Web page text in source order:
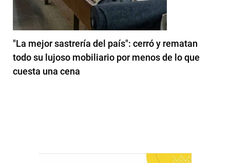
"La mejor sastrería del país": cerró y rematan
todo su lujoso mobiliario por menos de lo que
cuesta una cena